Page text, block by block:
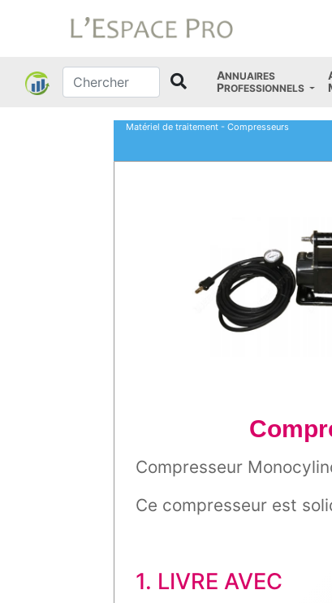
ANNUAIRES
PROFESSIONNELS
Matériel de traitement - Compresseurs
Compresseur
Ce compresseur est
1. LIVRE AVEC